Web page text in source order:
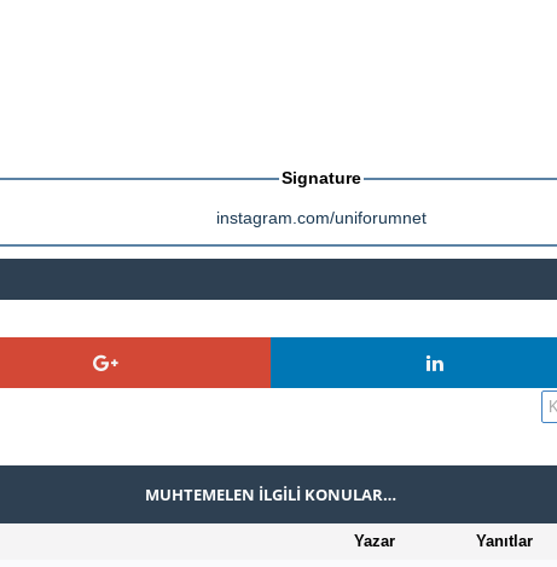
Signature
instagram.com/uniforumnet
MUHTEMELEN İLGILI KONULAR…
Yazar Yanıtlar